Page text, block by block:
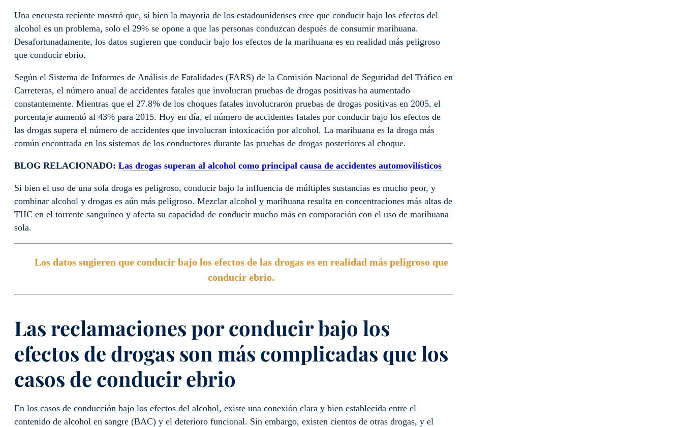
Una encuesta reciente mostró que, si bien la mayoría de los estadounidenses cree que conducir bajo los efectos del
alcohol es un problema, solo el 29% se opone a que las personas conduzcan después de consumir marihuana.
Desafortunadamente, los datos sugieren que conducir bajo los efectos de la marihuana es en realidad más peligroso
que conducir ebrio.
Según el Sistema de Informes de Análisis de Fatalidades (FARS) de la Comisión Nacional de Seguridad del Tráfico en
Carreteras, el número anual de accidentes fatales que involucran pruebas de drogas positivas ha aumentado
constantemente. Mientras que el 27.8% de los choques fatales involucraron pruebas de drogas positivas en 2005, el
porcentaje aumentó al 43% para 2015. Hoy en día, el número de accidentes fatales por conducir bajo los efectos de
las drogas supera el número de accidentes que involucran intoxicación por alcohol. La marihuana es la droga más
común encontrada en los sistemas de los conductores durante las pruebas de drogas posteriores al choque.
BLOG RELACIONADO: Las drogas superan al alcohol como principal causa de accidentes automovilísticos
Si bien el uso de una sola droga es peligroso, conducir bajo la influencia de múltiples sustancias es mucho peor, y
combinar alcohol y drogas es aún más peligroso. Mezclar alcohol y marihuana resulta en concentraciones más altas de
THC en el torrente sanguíneo y afecta su capacidad de conducir mucho más en comparación con el uso de marihuana
sola.
Los datos sugieren que conducir bajo los efectos de las drogas es en realidad más peligroso que
conducir ebrio.
Las reclamaciones por conducir bajo los
efectos de drogas son más complicadas que los
casos de conducir ebrio
En los casos de conducción bajo los efectos del alcohol, existe una conexión clara y bien establecida entre el
contenido de alcohol en sangre (BAC) y el deterioro funcional. Sin embargo, existen cientos de otras drogas, y el